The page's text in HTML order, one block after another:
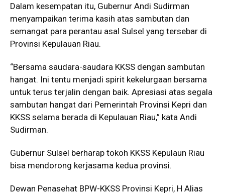
Dalam kesempatan itu, Gubernur Andi Sudirman
menyampaikan terima kasih atas sambutan dan
semangat para perantau asal Sulsel yang tersebar di
Provinsi Kepulauan Riau.
“Bersama saudara-saudara KKSS dengan sambutan
hangat. Ini tentu menjadi spirit kekelurgaan bersama
untuk terus terjalin dengan baik. Apresiasi atas segala
sambutan hangat dari Pemerintah Provinsi Kepri dan
KKSS selama berada di Kepulauan Riau,” kata Andi
Sudirman.
Gubernur Sulsel berharap tokoh KKSS Kepulaun Riau
bisa mendorong kerjasama kedua provinsi.
Dewan Penasehat BPW-KKSS Provinsi Kepri, H Alias